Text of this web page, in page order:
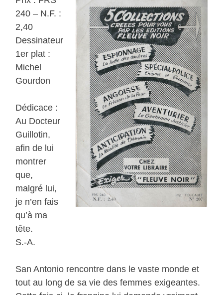
240 – N.F. :
2,40
Dessinateur
1er plat :
Michel
Gourdon
Dédicace :
Au Docteur
Guillotin,
afin de lui
montrer
que,
malgré lui,
je n’en fais
qu’à ma
tête.
S.-A.
San Antonio rencontre dans le vaste monde et
tout au long de sa vie des femmes exigeantes.